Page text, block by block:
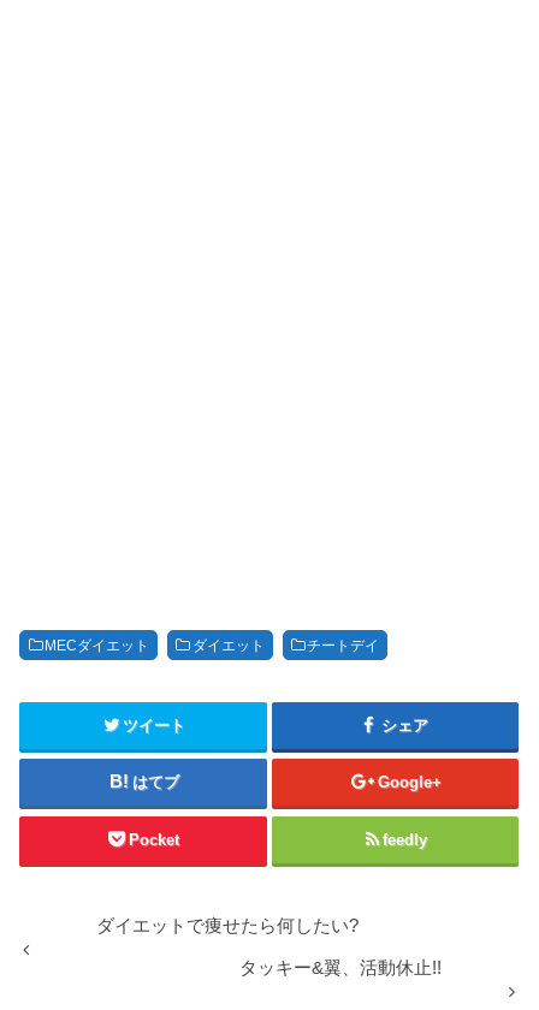
MECダイエット ダイエット チートデイ
ツイート シェア
はてブ Google+
Pocket feedly
ダイエットで痩せたら何したい?
タッキー&翼、活動休止!!